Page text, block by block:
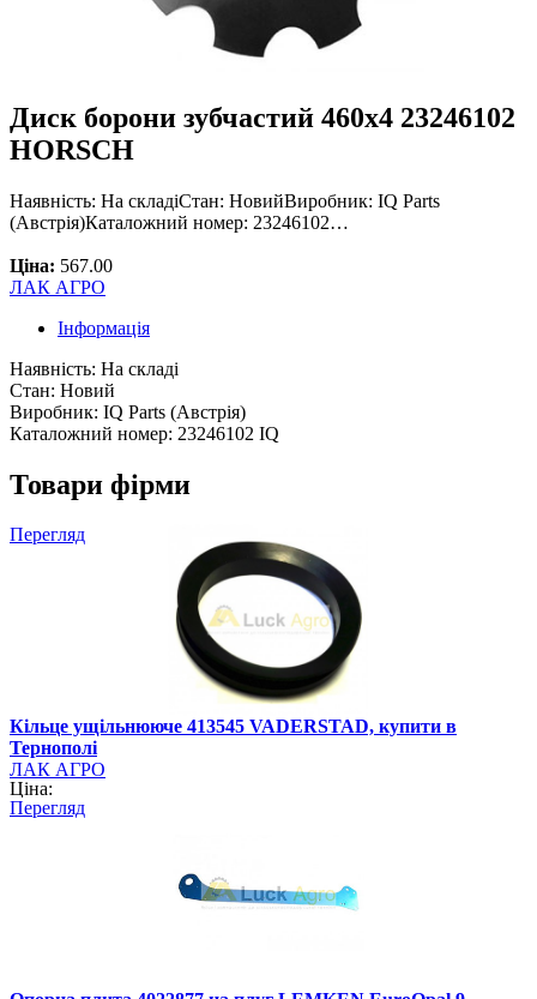
Диск борони зубчастий 460х4 23246102
HORSCH
Наявність: На складіСтан: НовийВиробник: IQ Parts
(Австрія)Каталожний номер: 23246102…
Ціна: 567.00
ЛАК АГРО
Інформація
Наявність: На складі
Стан: Новий
Виробник: IQ Parts (Австрія)
Каталожний номер: 23246102 IQ
Товари фірми
Перегляд
Кільце ущільнююче 413545 VADERSTAD, купити в
Тернополі
ЛАК АГРО
Ціна:
Перегляд